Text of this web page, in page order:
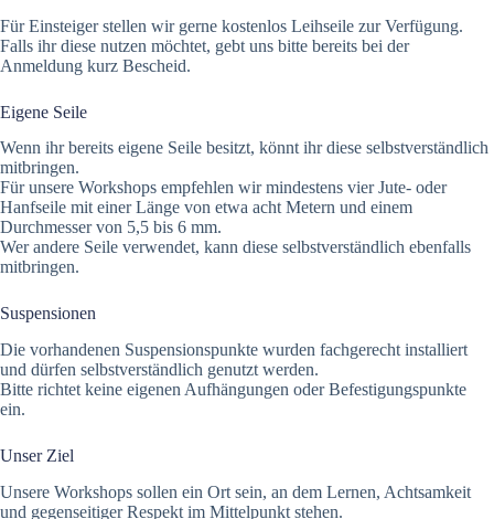
Für Einsteiger stellen wir gerne kostenlos Leihseile zur Verfügung.
Falls ihr diese nutzen möchtet, gebt uns bitte bereits bei der
Anmeldung kurz Bescheid.
Eigene Seile
Wenn ihr bereits eigene Seile besitzt, könnt ihr diese selbstverständlich
mitbringen.
Für unsere Workshops empfehlen wir mindestens vier Jute- oder
Hanfseile mit einer Länge von etwa acht Metern und einem
Durchmesser von 5,5 bis 6 mm.
Wer andere Seile verwendet, kann diese selbstverständlich ebenfalls
mitbringen.
Suspensionen
Die vorhandenen Suspensionspunkte wurden fachgerecht installiert
und dürfen selbstverständlich genutzt werden.
Bitte richtet keine eigenen Aufhängungen oder Befestigungspunkte
ein.
Unser Ziel
Unsere Workshops sollen ein Ort sein, an dem Lernen, Achtsamkeit
und gegenseitiger Respekt im Mittelpunkt stehen.